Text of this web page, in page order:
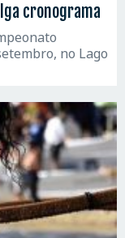
cronograma
no Lago